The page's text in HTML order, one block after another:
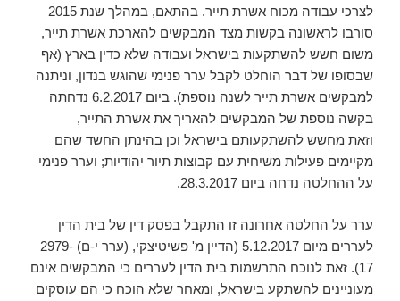
לצרכי עבודה מכוח אשרת תייר. בהתאם, במהלך שנת 2015
סורבו לראשונה בקשות מצד המבקשים להארכת אשרת תייר,
משום חשש להשתקעות בישראל ועבודה שלא כדין בארץ (אף
שבסופו של דבר הוחלט לקבל ערר פנימי שהוגש בנדון, וניתנה
למבקשים אשרת תייר לשנה נוספת). ביום 6.2.2017 נדחתה
בקשה נוספת של המבקשים להאריך את אשרת התייר,
וזאת מחשש להשתקעותם בישראל וכן בהינתן החשד שהם
מקיימים פעילות משיחית עם קבוצות תיור יהודיות; וערר פנימי
על ההחלטה נדחה ביום 28.3.2017.
ערר על החלטה אחרונה זו התקבל בפסק דין של בית הדין
לעררים מיום 5.12.2017 (הדיין מ' פשיטיצקי, (ערר י-ם) 2979-
17). זאת לנוכח התרשמות בית הדין לעררים כי המבקשים אינם
מעוניינים להשתקע בישראל, ומאחר שלא הוכח כי הם עוסקים